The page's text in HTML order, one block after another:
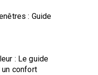
: Guide
: Le guide
un confort